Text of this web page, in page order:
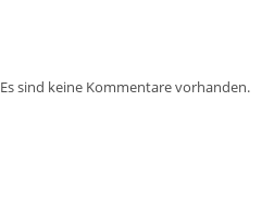
Es sind keine Kommentare vorhanden.